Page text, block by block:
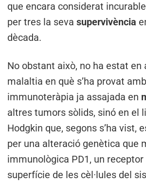
que encara considerat
per tres la seva supervivència
dècada.
No obstant això, no ha estat en
malaltia en què s’ha provat
immunoteràpia ja assajada en
altres tumors sòlids, sinó en el
Hodgkin que, segons s’ha vist,
per una alteració genètica que
immunològica PD1, un
superfície de les cèl·lules del